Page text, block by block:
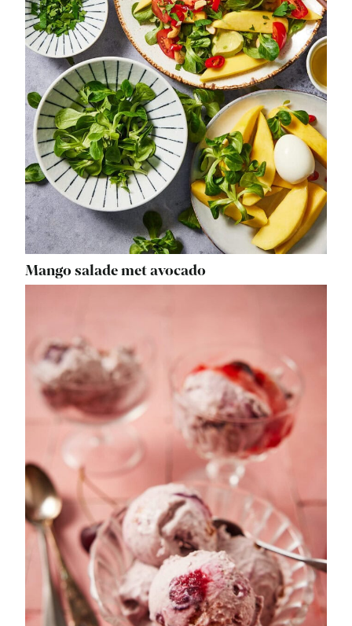
Mango salade met avocado